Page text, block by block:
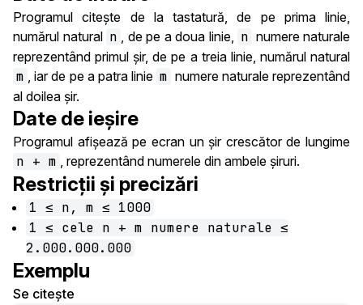
Programul citește de la tastatură, de pe prima linie,
numărul natural n , de pe a doua linie, n numere naturale
reprezentând primul șir, de pe a treia linie, numărul natural
m , iar de pe a patra linie m numere naturale reprezentând
al doilea șir.
Date de ieșire
Programul afișează pe ecran un șir crescător de lungime
n + m , reprezentând numerele din ambele șiruri.
Restricții și precizări
1 ≤ n, m ≤ 1000
1 ≤ cele n + m numere naturale ≤
2.000.000.000
Exemplu
Se citește